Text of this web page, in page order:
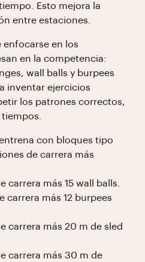
Esto mejora la
entre estaciones.
enfocarse en los
en la competencia:
wall balls y burpees
inventar ejercicios
los patrones correctos,
con bloques tipo
de carrera más
carrera más 15 wall balls.
carrera más 12 burpees
carrera más 20 m de sled
carrera más 30 m de